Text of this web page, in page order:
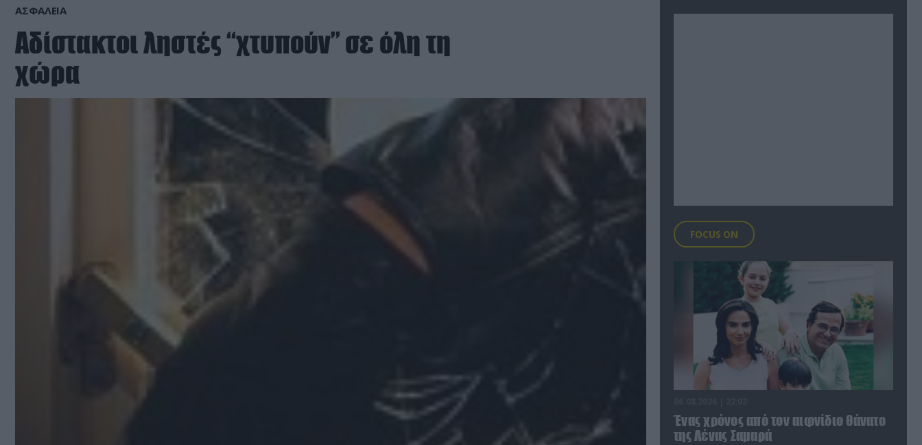
ΑΣΦΑΛΕΙΑ
Αδίστακτοι ληστές “χτυπούν” σε όλη τη
χώρα
FOCUS ON
Ένας χρόνος από τον αιφνίδιο θάνατο
της Λένας Σαμαρά